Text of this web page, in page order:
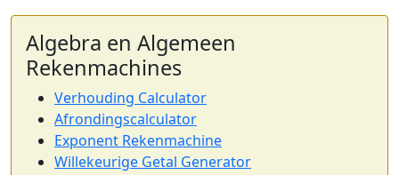
Algebra en Algemeen
Rekenmachines
Verhouding Calculator
Afrondingscalculator
Exponent Rekenmachine
Willekeurige Getal Generator